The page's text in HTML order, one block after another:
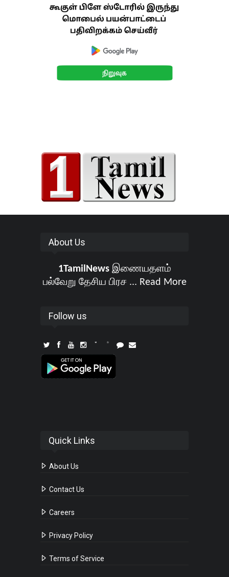
About Us
1TamilNewsஇணையதளம்
பல்வேறு தேசிய பிரச ... Read More
Follow us
Quick Links
About Us
Contact Us
Careers
Privacy Policy
Terms of Service